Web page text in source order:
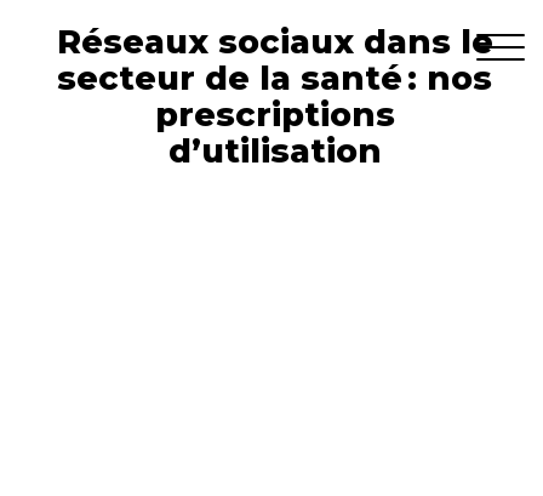
Réseaux sociaux dans le
secteur de la santé : nos
prescriptions
d’utilisation